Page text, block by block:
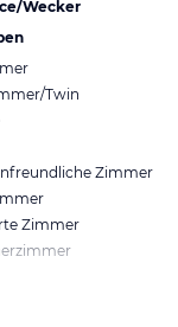
Wecker
Twin
Zimmer
Zimmer